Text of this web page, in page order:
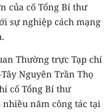
của cố Tổng Bí thư
sự nghiệp cách mạng
Thường trực Tạp chí
Nguyên Trần Thọ
cố Tổng Bí thư
nhiều năm công tác tại